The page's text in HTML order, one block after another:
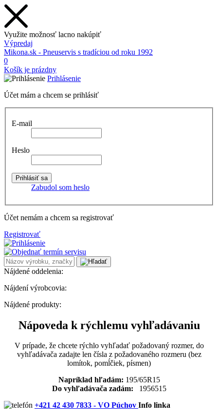
Využite možnosť lacno nakúpiť
Výpredaj
Mikona.sk - Pneuservis s tradíciou od roku 1992
0
Košík je prázdny
Prihlásenie
Účet mám a chcem se prihlásiť
E-mail
Heslo
Zabudol som heslo
Účet nemám a chcem sa registrovať
Registrovať
Nájdené oddelenia:
Nájdení výrobcovia:
Nájdené produkty:
Nápoveda k rýchlemu vyhľadávaniu
V prípade, že chcete rýchlo vyhľadať požadovaný rozmer, do
vyhľadávača zadajte len čísla z požadovaného rozmeru (bez
lomítok, pomĺčiek, písmen)
Napríklad hľadám: 195/65R15
Do vyhľadávača zadám: 1956515
+421 42 430 7833 - VO Púchov Info linka